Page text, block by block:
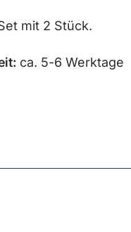
mit 2 Stück.
ca. 5-6 Werktage